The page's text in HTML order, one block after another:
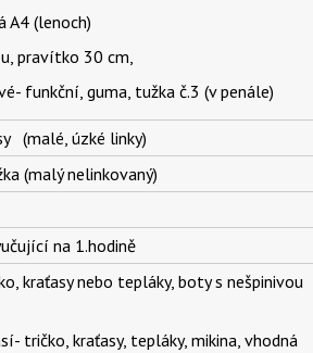
A4 (lenoch)
pravítko 30 cm,
funkční, guma, tužka č.3 (v penále)
(malé, úzké linky)
(malý nelinkovaný)
na 1.hodině
kraťasy nebo tepláky, boty s nešpinivou
tričko, kraťasy, tepláky, mikina, vhodná